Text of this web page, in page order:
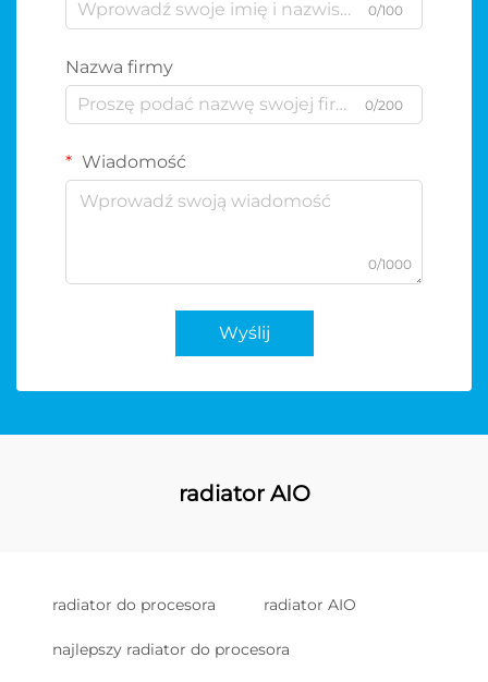
0/100
Nazwa firmy
0/200
Wiadomość
0/1000
Wyślij
radiator AIO
radiator do procesora radiator AIO
najlepszy radiator do procesora